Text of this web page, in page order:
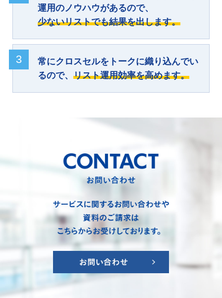
運用のノウハウがあるので、
少ないリストでも結果を出します。
3
常にクロスセルをトークに織り込んでい
るので、 リスト運用効率を高めます。